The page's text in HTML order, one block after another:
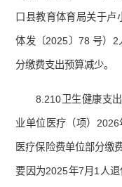
口县教育体育局关于卢
体发〔2025〕78 号）2
分缴费支出预算减少。
8.210卫生健康支
业单位医疗（项）
医疗保险费单位部分缴
要因为2025年7月1人